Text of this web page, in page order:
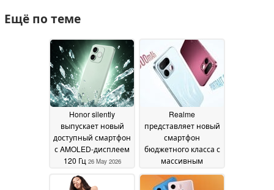
Ещё по теме
Honor silently
выпускает новый
доступный смартфон
с AMOLED-дисплеем
120 Гц 26 May 2026
Realme
представляет новый
смартфон
бюджетного класса с
массивным
аккумулятором на 8
000 мАч22 May 2026